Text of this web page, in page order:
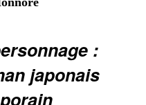
:
japonais